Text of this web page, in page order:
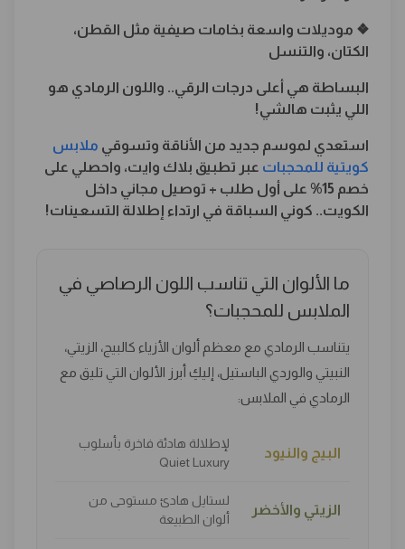
❖ موديلات واسعة بخامات صيفية مثل القطن،
الكتان، والتنسل
البساطة هي أعلى درجات الرقي.. واللون الرمادي هو
اللي يثبت هالشي!
استعدي لموسم جديد من الأناقة وتسوقي ملابس
كويتية للمحجبات عبر تطبيق بلاك وايت، واحصلي على
خصم 15% على أول طلب + توصيل مجاني داخل
الكويت.. كوني السباقة في ارتداء إطلالة التسعينات!
ما الألوان التي تناسب اللون الرصاصي في
الملابس للمحجبات؟
يتناسب الرمادي مع معظم ألوان الأزياء كالبيج، الزيتي،
النبيتي والوردي الباستيل، إليكِ أبرز الألوان التي تليق مع
الرمادي في الملابس:
البيج والنيود
لإطلالة هادئة فاخرة بأسلوب
Quiet Luxury
الزيتي والأخضر
لستايل هادئ مستوحى من
ألوان الطبيعة